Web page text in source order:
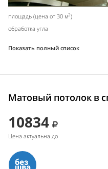
площадь (цена от 30 м2)
обработка угла
Показать полный список
Матовый потолок в
10834
Цена актуальна до